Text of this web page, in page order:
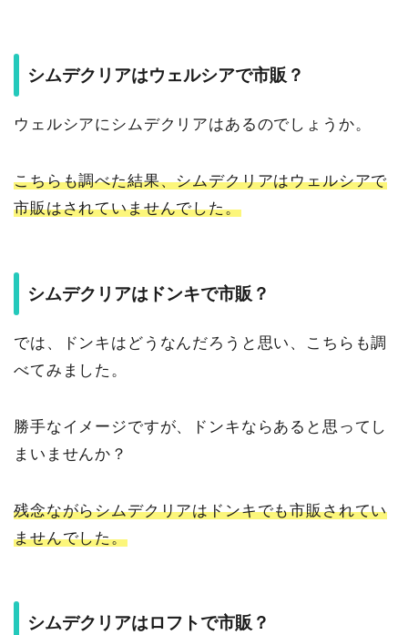
シムデクリアはウェルシアで市販？
ウェルシアにシムデクリアはあるのでしょうか。
こちらも調べた結果、シムデクリアはウェルシアで
市販はされていませんでした。
シムデクリアはドンキで市販？
では、ドンキはどうなんだろうと思い、こちらも調
べてみました。
勝手なイメージですが、ドンキならあると思ってし
まいませんか？
残念ながらシムデクリアはドンキでも市販されてい
ませんでした。
シムデクリアはロフトで市販？